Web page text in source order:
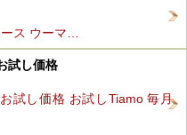
ス ウーマ…
試し価格
試し価格 お試しTiamo 毎月